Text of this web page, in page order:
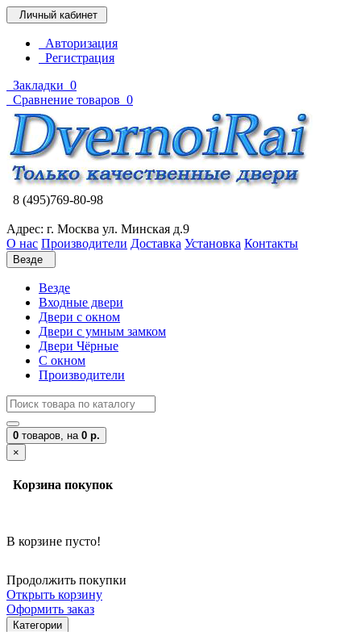
Личный кабинет
Авторизация
Регистрация
Закладки 0
Сравнение товаров 0
8 (495)769-80-98
Адрес: г. Москва ул. Минская д.9
О нас Производители Доставка Установка Контакты
Везде
Везде
Входные двери
Двери с окном
Двери с умным замком
Двери Чёрные
C окном
Производители
0 товаров, на 0 р.
×
Корзина покупок
В корзине пусто!
Продолжить покупки
Открыть корзину
Оформить заказ
Категории